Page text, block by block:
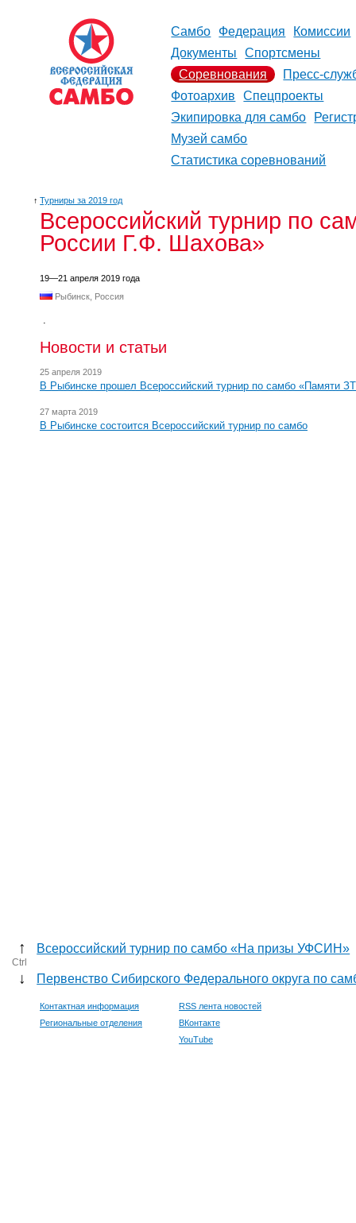
Самбо Федерация
Комиссии
Документы
Спортсмены
Соревнования
Пресс-
Фотоархив
Спецпроекты
Экипировка для самбо
Музей самбо
Статистика соревнований
↑ Турниры за 2019 год
Всероссийский турнир по
России Г.Ф. Шахова»
19—21 апреля 2019 года
Рыбинск, Россия
.
Новости и статьи
25 апреля 2019
В Рыбинске прошел Всероссийский турнир по самбо «Памяти
27 марта 2019
В Рыбинске состоится Всероссийский турнир по самбо
↑ Всероссийский турнир по самбо «На призы УФСИН»
Ctrl
↓ Первенство Сибирского Федерального округа по
Контактная информация
Региональные отделения
RSS лента новостей
ВКонтакте
YouTube